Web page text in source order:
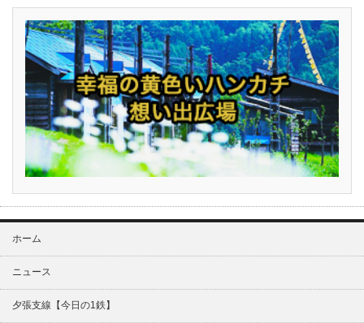
ホーム
ニュース
夕張支線【今日の1鉄】